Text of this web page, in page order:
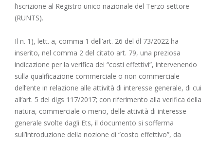
l’iscrizione al Registro unico nazionale del Terzo settore
(RUNTS).
Il n. 1), lett. a, comma 1 dell’art. 26 del dl 73/2022 ha
inserito, nel comma 2 del citato art. 79, una preziosa
indicazione per la verifica dei “costi effettivi”, intervenendo
sulla qualificazione commerciale o non commerciale
dell’ente in relazione alle attività di interesse generale, di cui
all’art. 5 del dlgs 117/2017; con riferimento alla verifica della
natura, commerciale o meno, delle attività di interesse
generale svolte dagli Ets, il documento si sofferma
sull’introduzione della nozione di “costo effettivo”, da